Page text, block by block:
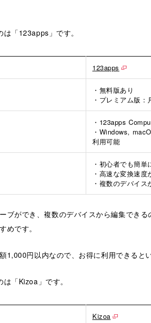
「123apps」です。
123apps
・無料版あり
・プレミアム版：
・123apps
・Windows,
利用可能
・初心者でも簡
・高速な変換速度
・複数のデバイ
ブができ、複数のデバイスから編集でき
めです。
1,000円以内なので、お得に利用できると
「Kizoa」です。
Kizoa